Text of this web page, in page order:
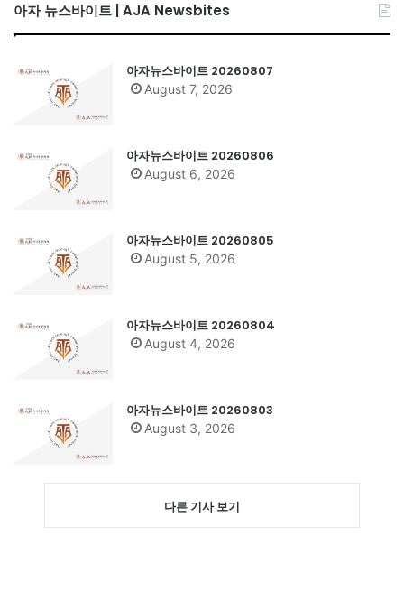
아자 뉴스바이트 | AJA Newsbites
아자뉴스바이트 20260807
August 7, 2026
아자뉴스바이트 20260806
August 6, 2026
아자뉴스바이트 20260805
August 5, 2026
아자뉴스바이트 20260804
August 4, 2026
아자뉴스바이트 20260803
August 3, 2026
다른 기사 보기